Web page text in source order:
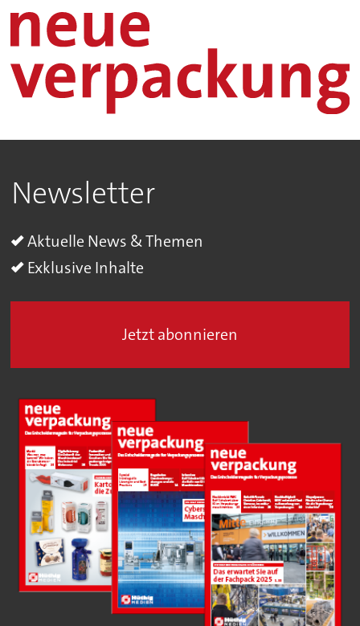
Newsletter
Aktuelle News & Themen
Exklusive Inhalte
Jetzt abonnieren